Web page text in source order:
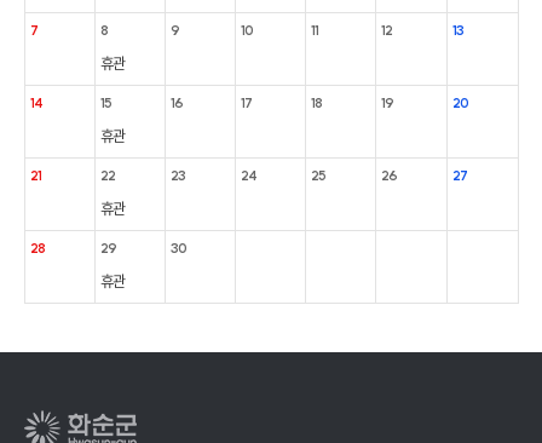
7 8
휴관
9 10 11 12 13
14 15
휴관
16 17 18 19 20
21 22
휴관
23 24 25 26 27
28 29
휴관
30